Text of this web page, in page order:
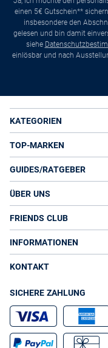
einen 5€ Gutschein**
insbesondere den
gelesen und bin damit
siehe
einlösbar und nach
KATEGORIEN
TOP-MARKEN
GUIDES/RATGEBER
ÜBER UNS
FRIENDS CLUB
INFORMATIONEN
KONTAKT
SICHERE ZAHLUNG